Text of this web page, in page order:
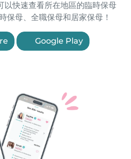
快速查看所在地區的臨時保母
保母、全職保母和居家保母！
Google Play